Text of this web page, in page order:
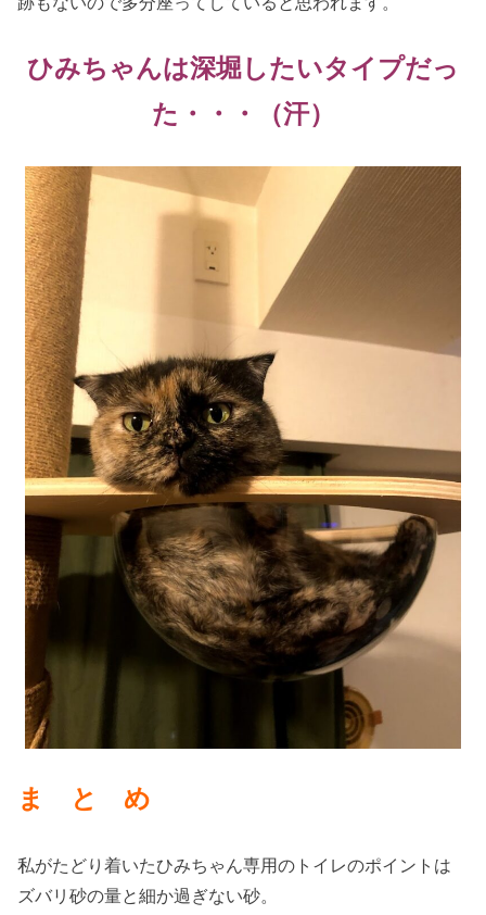
ひみちゃんは深堀したいタイプだっ
た・・・（汗）
ま と め
私がたどり着いたひみちゃん専用のトイレのポイントは
ズバリ砂の量と細か過ぎない砂。